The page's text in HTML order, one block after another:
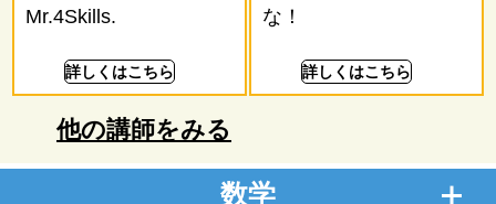
Mr.4Skills.
詳しくはこちら
な！
詳しくはこちら
他の講師をみる
数学